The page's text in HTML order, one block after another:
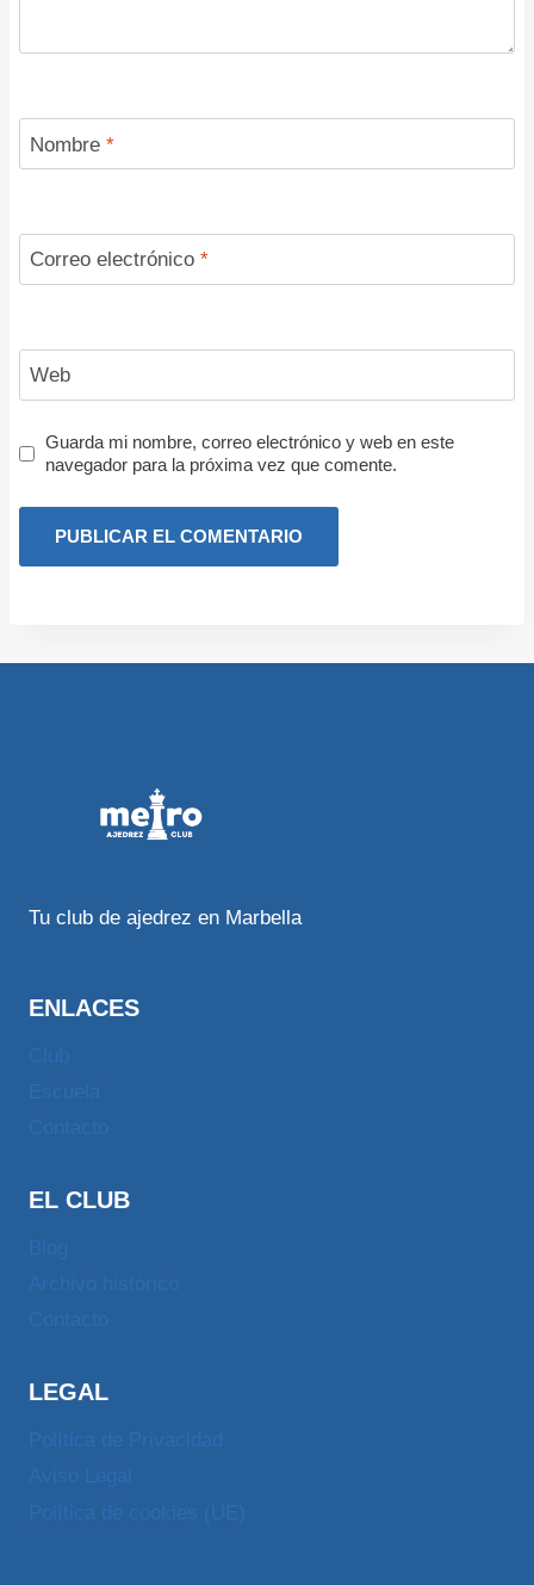
Nombre *
Correo electrónico *
Web
Guarda mi nombre, correo electrónico y web en este
navegador para la próxima vez que comente.
Tu club de ajedrez en Marbella
ENLACES
EL CLUB
LEGAL